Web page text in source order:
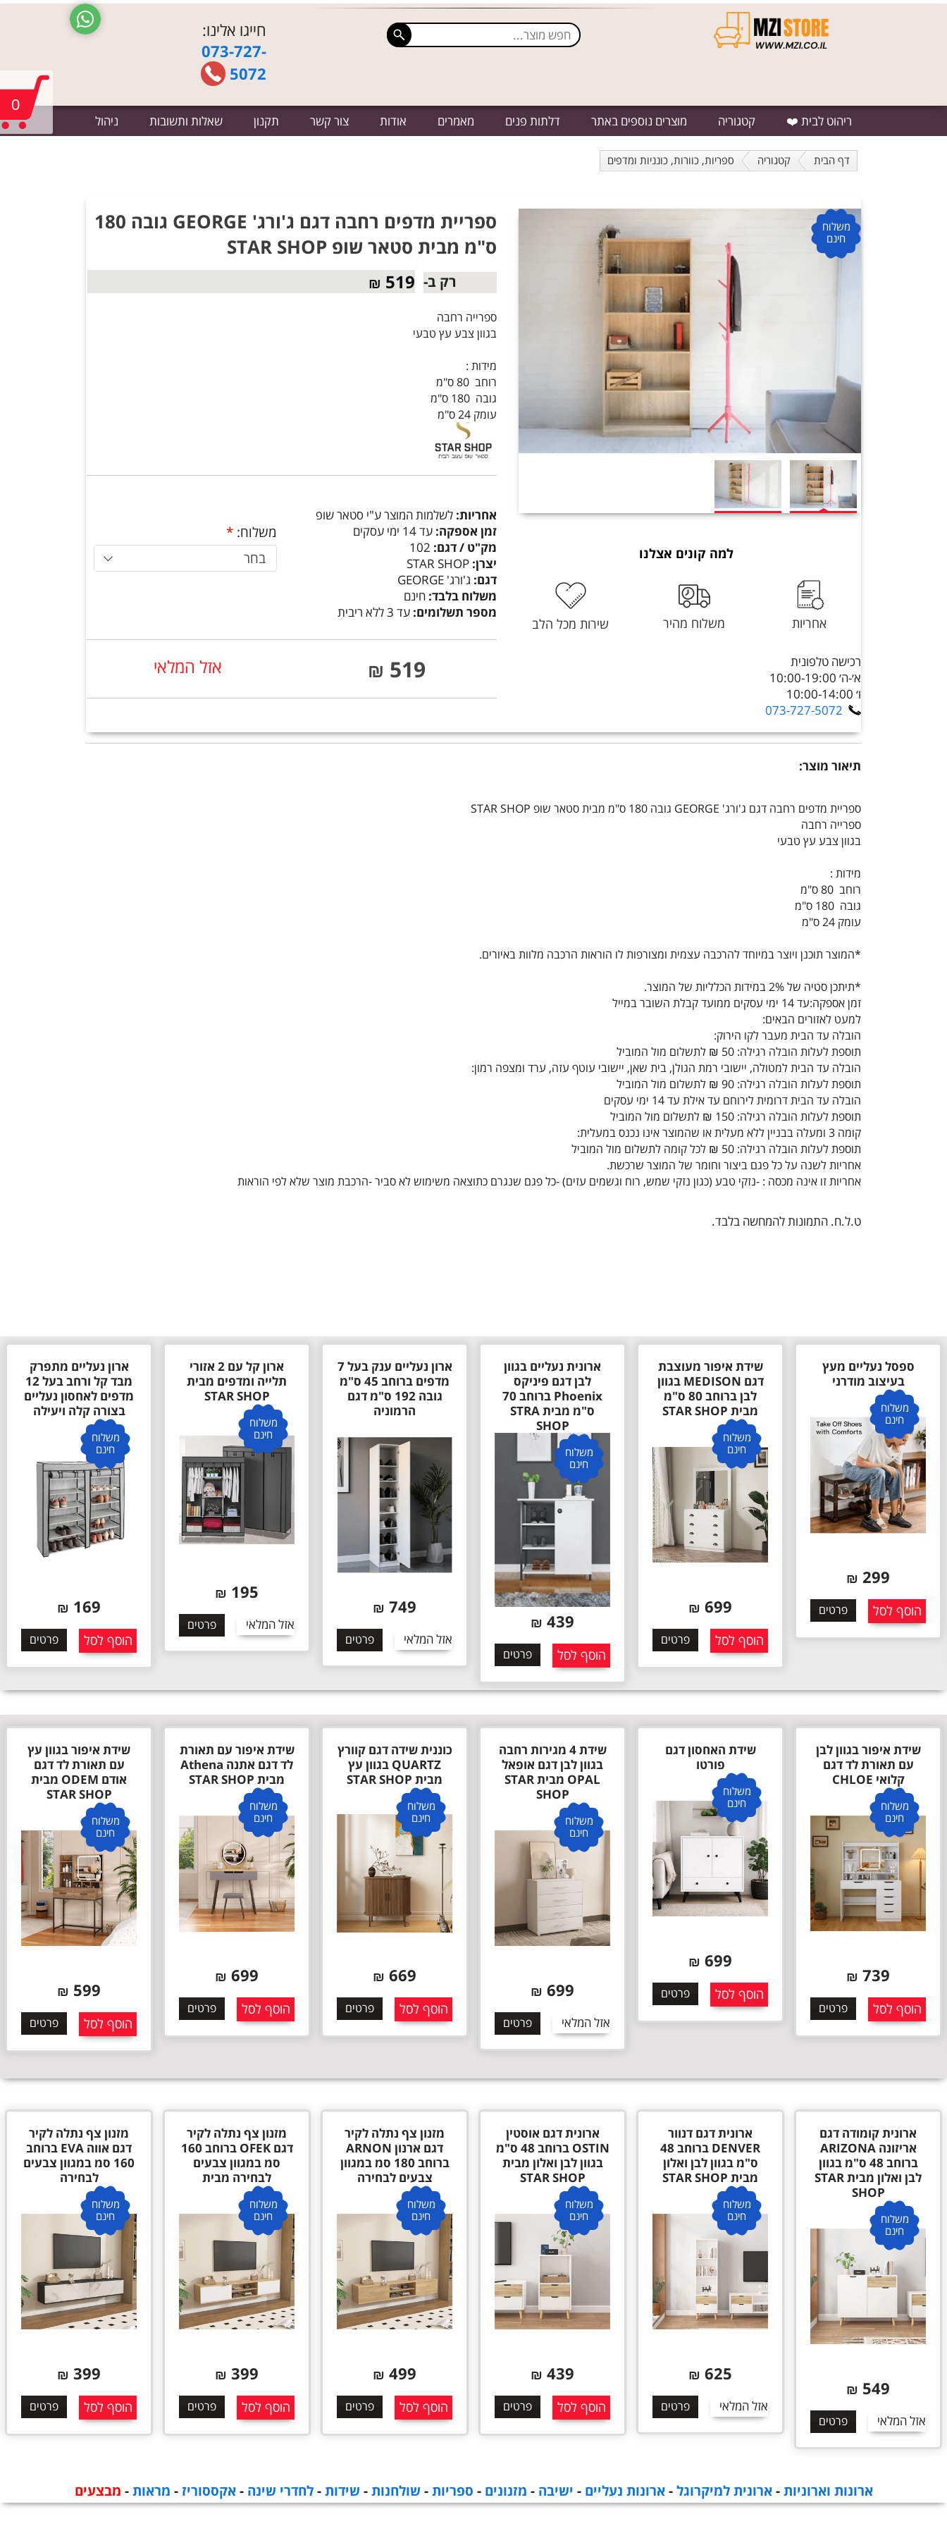
חייגו אלינו:
073-727-
5072
ריהוט לבית ❤️ קטגוריה מוצרים נוספים באתר דלתות פנים מאמרים אודות צור קשר תקנון שאלות ותשובות ניהול
דף הבית קטגוריה ספריות, כוורות, כונניות ומדפים
משלוח
חינם
למה קונים אצלנו
אחריות משלוח מהיר שירות מכל הלב
רכישה טלפונית
א׳-ה׳ 10:00-19:00
ו׳ 10:00-14:00
073-727-5072
ספריית מדפים רחבה דגם ג'ורג' GEORGE גובה 180
ס"מ מבית סטאר שופ STAR SHOP
רק ב- 519
₪
ספרייה רחבה
בגוון צבע עץ טבעי
מידות :
רוחב 80 ס"מ
גובה 180 ס"מ
עומק 24 ס"מ
אחריות: לשלמות המוצר ע"י סטאר שופ
זמן אספקה: עד 14 ימי עסקים
מק"ט / דגם: 102
יצרן: STAR SHOP
דגם: ג'ורג' GEORGE
משלוח בלבד: חינם
מספר תשלומים: עד 3 ללא ריבית
משלוח: *
בחר
519
₪ אזל המלאי
תיאור מוצר:
ספריית מדפים רחבה דגם ג'ורג' GEORGE גובה 180 ס"מ מבית סטאר שופ STAR SHOP
ספרייה רחבה
בגוון צבע עץ טבעי
מידות :
רוחב 80 ס"מ
גובה 180 ס"מ
עומק 24 ס"מ
*המוצר תוכנן ויוצר במיוחד להרכבה עצמית ומצורפות לו הוראות הרכבה מלוות באיורים.
*תיתכן סטיה של 2% במידות הכלליות של המוצר.
זמן אספקה:עד 14 ימי עסקים ממועד קבלת השובר במייל
למעט לאזורים הבאים:
הובלה עד הבית מעבר לקו הירוק:
תוספת לעלות הובלה רגילה: 50 ₪ לתשלום מול המוביל
הובלה עד הבית למטולה, יישובי רמת הגולן, בית שאן, יישובי עוטף עזה, ערד ומצפה רמון:
תוספת לעלות הובלה רגילה: 90 ₪ לתשלום מול המוביל
הובלה עד הבית דרומית לירוחם עד אילת עד 14 ימי עסקים
תוספת לעלות הובלה רגילה: 150 ₪ לתשלום מול המוביל
קומה 3 ומעלה בבניין ללא מעלית או שהמוצר אינו נכנס במעלית:
תוספת לעלות הובלה רגילה: 50 ₪ לכל קומה לתשלום מול המוביל
אחריות לשנה על כל פגם ביצור וחומר של המוצר שרכשת.
אחריות זו אינה מכסה : -נזקי טבע (כגון נזקי שמש, רוח וגשמים עזים) -כל פגם שנגרם כתוצאה משימוש לא סביר -הרכבת מוצר שלא לפי הוראות
ט.ל.ח. התמונות להמחשה בלבד.
שידת איפור מעוצבת
דגם MEDISON בגוון
מבית STAR SHOP
משלוח
חינם
699
₪
הוסף לסל פרטים
ארונית נעליים בגוון
לבן דגם פיניקס
Phoenix ברוחב 70
ס"מ מבית STRA
SHOP
משלוח
חינם
הוסף לסל פרטים
מדפים ברוחב 45 ס"מ
גובה 192 ס"מ דגם
הרמוניה
749
₪
ארון קל עם 2 אזורי
תלייה ומדפים מבית
STAR SHOP
חינם
ארון נעליים מתפרק
מבד קל ורחב בעל 12
מדפים לאחסון נעליים
בצורה קלה ויעילה
משלוח
חינם
הוסף לסל פרטים
ארון נעליים 3 תאים
דגם הלן HELEN מבית
STAR SHOP
משלוח
חינם
שידת האחסון דגם
פורטו
משלוח
חינם
הוסף לסל
שידת 4 מגירות רחבה
בגוון לבן דגם אופאל
SHOP
משלוח
חינם
699
₪
אזל המלאי פרטים
כוננית שידה דגם קוורץ
QUARTZ בגוון עץ
מבית STAR SHOP
משלוח
חינם
שידת איפור עם תאורת
לד דגם אתנה Athena
מבית STAR SHOP
משלוח
חינם
699
₪
הוסף לסל פרטים
שידת איפור בגוון עץ
עם תאורת לד דגם
אודם ODEM מבית
STAR SHOP
משלוח
חינם
הוסף לסל פרטים
שידת איפור בגוון לבן
עם תאורת לד דגם
אודם ODEM מבית
STAR SHOP
משלוח
חינם
599
₪
הוסף לסל פרטים
ארונית דגם דנוור
DENVER ברוחב 48
ס"מ בגוון לבן ואלון
מבית STAR SHOP
משלוח
חינם
ארונית דגם אוסטין
OSTIN ברוחב 48 ס"מ
בגוון לבן ואלון מבית
STAR SHOP
משלוח
חינם
439
₪
הוסף לסל פרטים
מזנון צף נתלה לקיר
דגם ארנון ARNON
ברוחב 180 סמ במגוון
צבעים לבחירה
משלוח
חינם
499
₪
הוסף לסל פרטים
מזנון צף נתלה לקיר
דגם OFEK ברוחב 160
סמ במגוון צבעים
לבחירה מבית
משלוח
חינם
399
₪
הוסף לסל פרטים
מזנון צף נתלה לקיר
דגם אווה EVA ברוחב
160 סמ במגוון צבעים
לבחירה
משלוח
חינם
399
₪
הוסף לסל פרטים
מזנון צף נתלה לקיר
דגם אלונה ALONA
ברוחב 180 סמ במגוון
צבעים לבחירה
משלוח
חינם
489
₪
הוסף לסל פרטים
ארונות וארוניות-ארונית למיקרוגל-ארונות נעליים - ישיבה - מזנונים - ספריות- שולחנות- שידות-לחדרי שינה -אקססוריז - מראות- מבצעים
0